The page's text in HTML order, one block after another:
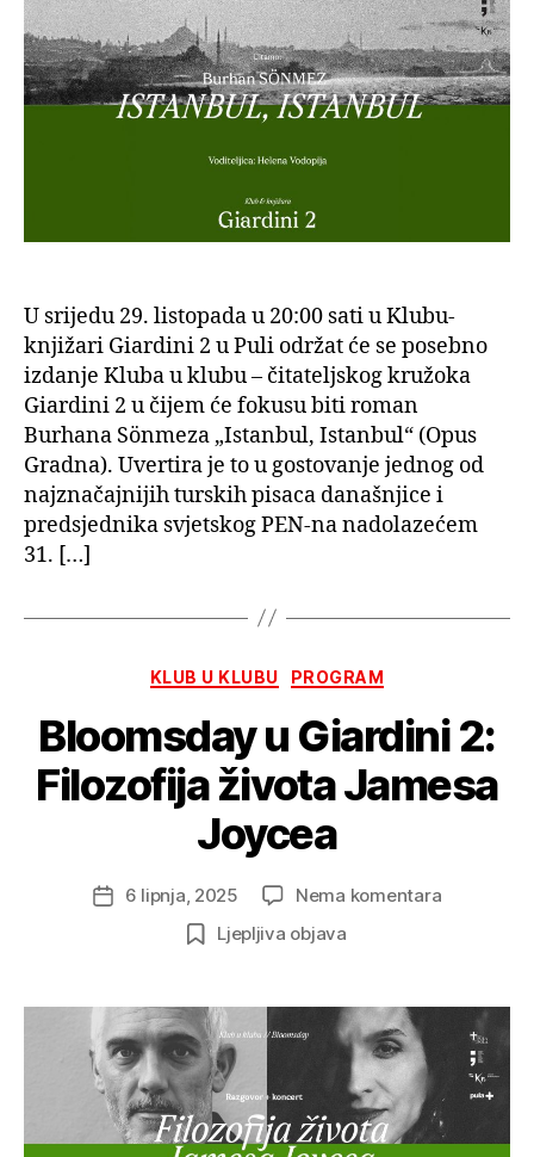
u
srijedu
u
fokusu
2
U srijedu 29. listopada u 20:00 sati u Klubu-
knjižari Giardini 2 u Puli održat će se posebno
izdanje Kluba u klubu – čitateljskog kružoka
Giardini 2 u čijem će fokusu biti roman
Burhana Sönmeza „Istanbul, Istanbul“ (Opus
Gradna). Uvertira je to u gostovanje jednog od
najznačajnijih turskih pisaca današnjice i
predsjednika svjetskog PEN-na nadolazećem
31. […]
Kategorije
KLUB U KLUBU PROGRAM
Bloomsday u Giardini 2:
Filozofija života Jamesa
Joycea
Datum
6 lipnja, 2025 Nema komentarana
Filozofija
života
Jamesa
Joycea
Ljepljiva objava